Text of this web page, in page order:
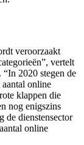
veroorzaakt
vertelt
2020 stegen de
online
klappen die
nog enigszins
de dienstensector
online